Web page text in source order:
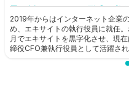
子に例えたキャリア形成の考
【前編】
2019年からはインターネット企業
め、エキサイトの執行役員に就任
月でエキサイトを黒字化させ、現
締役CFO兼執行役員として活躍さ